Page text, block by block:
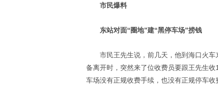
市民爆料
东站对面“圈地”建“黑停车场”捞钱
市民王先生说，前几天，他到海口火
备离开时，突然来了位收费员要跟王先生
车场没有正规收费手续，也没有正规停车